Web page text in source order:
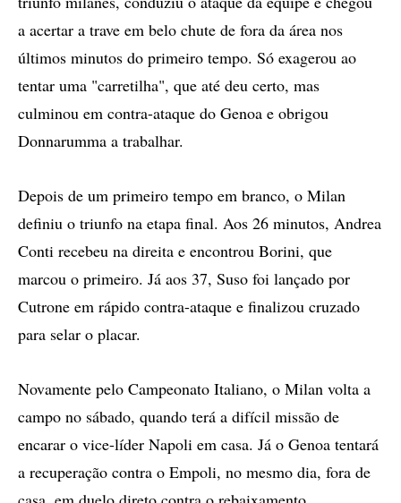
a acertar a trave em belo chute de fora da área nos
últimos minutos do primeiro tempo. Só exagerou ao
tentar uma "carretilha", que até deu certo, mas
culminou em contra-ataque do Genoa e obrigou
Donnarumma a trabalhar.
Depois de um primeiro tempo em branco, o Milan
definiu o triunfo na etapa final. Aos 26 minutos, Andrea
Conti recebeu na direita e encontrou Borini, que
marcou o primeiro. Já aos 37, Suso foi lançado por
Cutrone em rápido contra-ataque e finalizou cruzado
para selar o placar.
Novamente pelo Campeonato Italiano, o Milan volta a
campo no sábado, quando terá a difícil missão de
encarar o vice-líder Napoli em casa. Já o Genoa tentará
a recuperação contra o Empoli, no mesmo dia, fora de